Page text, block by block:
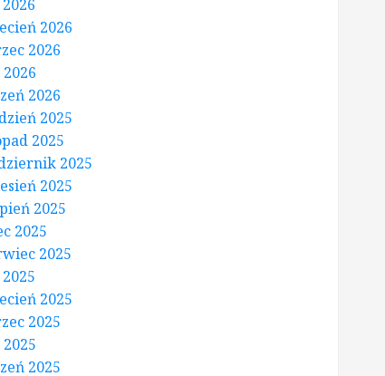
2026
2026
2026
2025
2025
2025
2025
2025
2025
2025
2025
2025
2025